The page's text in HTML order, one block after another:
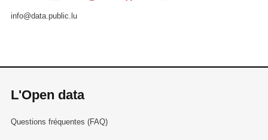
info@data.public.lu
L'Open data
Questions fréquentes (FAQ)